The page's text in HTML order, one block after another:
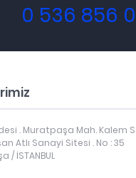
0 536 856
. Muratpaşa Mah. Kalem
Atlı Sanayi Sitesi . No : 35
/ İSTANBUL